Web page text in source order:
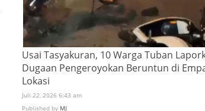
Usai Tasyakuran, 10 Warga Tuban
Dugaan Pengeroyokan Beruntun di
Lokasi
Juli 22, 2026 6:43 am
Published by MJ